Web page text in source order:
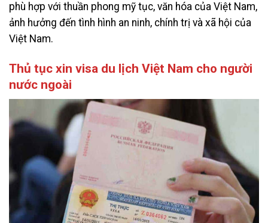
phù hợp với thuần phong mỹ tục, văn hóa của Việt Nam,
ảnh hưởng đến tình hình an ninh, chính trị và xã hội của
Việt Nam.
Thủ tục xin visa du lịch Việt Nam cho người
nước ngoài